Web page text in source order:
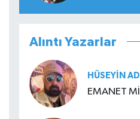
Alıntı Yazarlar
HÜSEYIN
EMANET